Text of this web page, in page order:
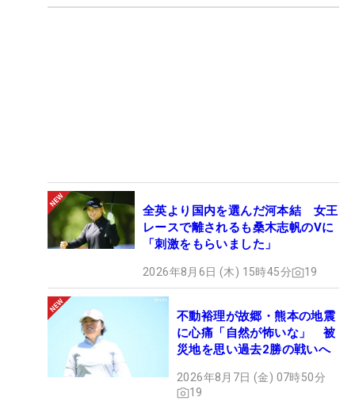
全英より国内を選んだ河本結 女王
レースで離されるも桑木志帆のVに
「刺激をもらいました」
2026年8月6日 (木) 15時45分 19
不動裕理が故郷・熊本の地震
に心痛「自然が怖いな」 被
災地を思い過去2勝の戦いへ
2026年8月7日 (金) 07時50分
19